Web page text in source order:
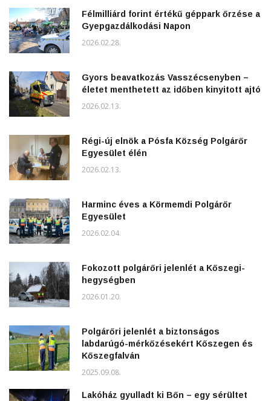
Félmilliárd forint értékű géppark őrzése a
Gyepgazdálkodási Napon
2026.02.28.
Gyors beavatkozás Vasszécsenyben –
életet menthetett az időben kinyitott ajtó
2026.02.13.
Régi-új elnök a Pósfa Község Polgárőr
Egyesület élén
2026.02.13.
Harminc éves a Körmemdi Polgárőr
Egyesület
2026.02.04.
Fokozott polgárőri jelenlét a Kőszegi-
hegységben
2026.01.20.
Polgárőri jelenlét a biztonságos
labdarúgó-mérkőzésekért Kőszegen és
Kőszegfalván
2025.09.08.
Lakóház gyulladt ki Bőn – egy sérültet